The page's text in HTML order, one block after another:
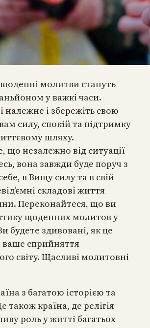
молитви стануть
у важкі часи.
належне і збережіть свою
силу, спокій та підтримку
шляху.
що незалежно від ситуації
вона завжди буде поруч з
в Вищу силу та в свій
складові життя
Переконайтеся, що ви
щоденних молитов у
будете здивовані, як це
ваше сприйняття
світу. Щасливі молитовні
з багатою історією та
також країна, де релігія
роль у житті багатьох